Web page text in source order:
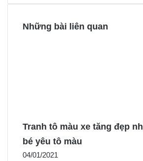
Những bài liên quan
Tranh tô màu xe tăng đẹp
bé yêu tô màu
04/01/2021